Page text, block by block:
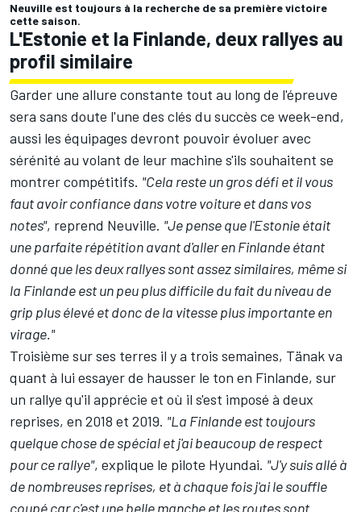
Neuville est toujours à la recherche de sa première victoire
cette saison.
L'Estonie et la Finlande, deux rallyes au
profil similaire
Garder une allure constante tout au long de l'épreuve
sera sans doute l'une des clés du succès ce week-end,
aussi les équipages devront pouvoir évoluer avec
sérénité au volant de leur machine s'ils souhaitent se
montrer compétitifs. "Cela reste un gros défi et il vous
faut avoir confiance dans votre voiture et dans vos
notes", reprend Neuville. "Je pense que l'Estonie était
une parfaite répétition avant d'aller en Finlande étant
donné que les deux rallyes sont assez similaires, même si
la Finlande est un peu plus difficile du fait du niveau de
grip plus élevé et donc de la vitesse plus importante en
virage."
Troisième sur ses terres il y a trois semaines, Tänak va
quant à lui essayer de hausser le ton en Finlande, sur
un rallye qu'il apprécie et où il s'est imposé à deux
reprises, en 2018 et 2019. "La Finlande est toujours
quelque chose de spécial et j'ai beaucoup de respect
pour ce rallye", explique le pilote Hyundai. "J'y suis allé à
de nombreuses reprises, et à chaque fois j'ai le souffle
coupé car c'est une belle manche et les routes sont